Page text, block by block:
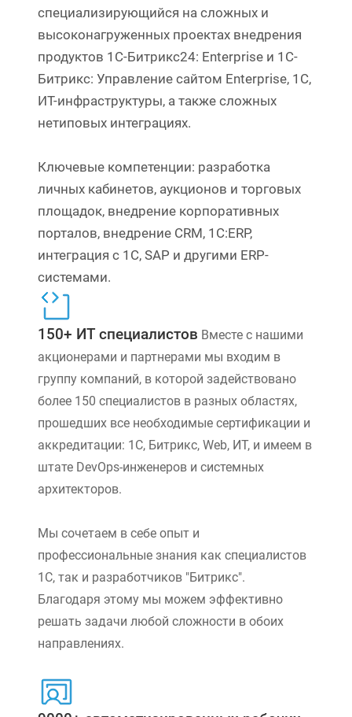
специализирующийся на сложных и
высоконагруженных проектах внедрения
продуктов 1С-Битрикс24: Enterprise и 1C-
Битрикс: Управление сайтом Enterprise, 1С,
ИТ-инфраструктуры, а также сложных
нетиповых интеграциях.
Ключевые компетенции: разработка
личных кабинетов, аукционов и торговых
площадок, внедрение корпоративных
порталов, внедрение CRM, 1С:ERP,
интеграция с 1С, SAP и другими ERP-
системами.
150+ ИТ специалистов Вместе с нашими
акционерами и партнерами мы входим в
группу компаний, в которой задействовано
более 150 специалистов в разных областях,
прошедших все необходимые сертификации и
аккредитации: 1С, Битрикс, Web, ИТ, и имеем в
штате DevOps-инженеров и системных
архитекторов.
Мы сочетаем в себе опыт и
профессиональные знания как специалистов
1С, так и разработчиков "Битрикс".
Благодаря этому мы можем эффективно
решать задачи любой сложности в обоих
направлениях.